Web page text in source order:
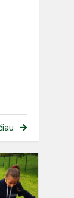
Judėkime
sveikai
drauge